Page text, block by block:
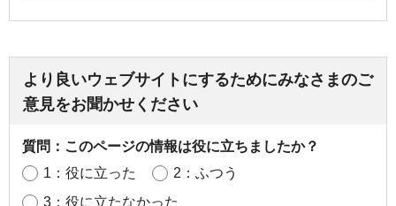
より良いウェブサイトにするためにみなさまのご
意見をお聞かせください
質問：このページの情報は役に立ちましたか？
1：役に立った
2：ふつう
3：役に立たなかった